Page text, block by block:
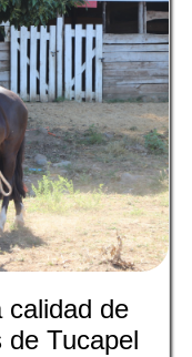
calidad de
Tucapel